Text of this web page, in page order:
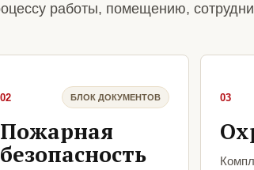
работы, помещению,
02 БЛОК ДОКУМЕНТОВ
Пожарная
безопасность
03